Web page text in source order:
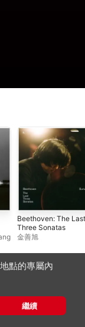
Beethoven: The Last
Three Sonatas
金善旭
點的專屬內
繼續